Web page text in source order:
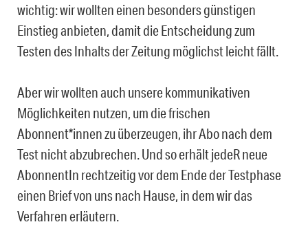
wichtig: wir wollten einen besonders günstigen
Einstieg anbieten, damit die Entscheidung zum
Testen des Inhalts der Zeitung möglichst leicht fällt.
Aber wir wollten auch unsere kommunikativen
Möglichkeiten nutzen, um die frischen
Abonnent*innen zu überzeugen, ihr Abo nach dem
Test nicht abzubrechen. Und so erhält jedeR neue
AbonnentIn rechtzeitig vor dem Ende der Testphase
einen Brief von uns nach Hause, in dem wir das
Verfahren erläutern.